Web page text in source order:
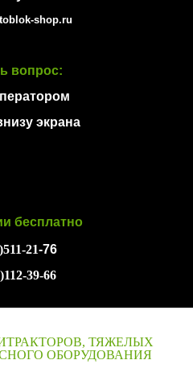
shop.ru
вопрос:
экрана
бесплатно
21-76
39-66
ТЯЖЕЛЫХ
ОБОРУДОВАНИЯ